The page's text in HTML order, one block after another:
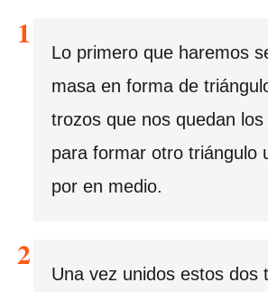
Lo primero que haremos
masa en forma de
trozos que nos quedan
para formar otro triángulo
por en medio.
Una vez unidos estos dos